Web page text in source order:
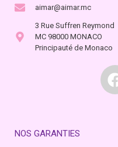
aimar@aimar.mc
3 Rue Suffren Reymond
MC 98000 MONACO
Principauté de Monaco
NOS GARANTIES